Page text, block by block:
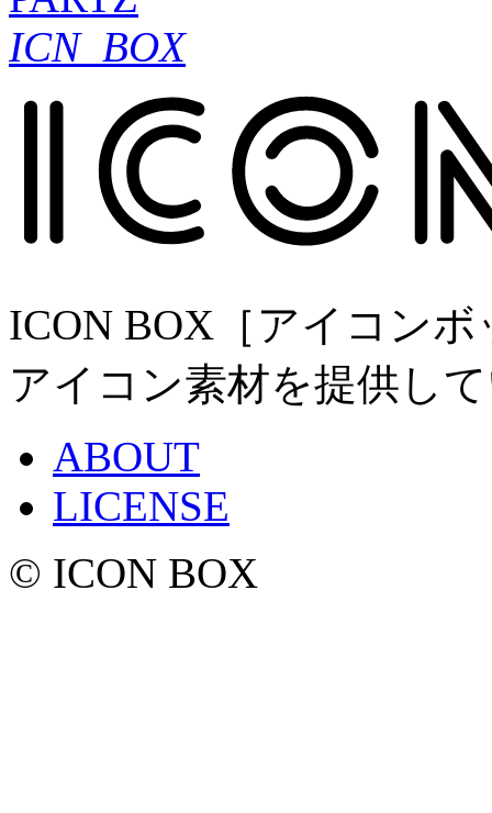
ICN_BOX
ICON BOX［アイコン
アイコン素材を提供し
ABOUT
LICENSE
© ICON BOX